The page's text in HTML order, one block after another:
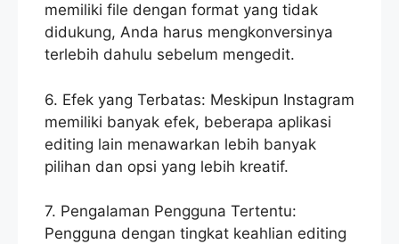
memiliki file dengan format yang tidak
didukung, Anda harus mengkonversinya
terlebih dahulu sebelum mengedit.
6. Efek yang Terbatas: Meskipun Instagram
memiliki banyak efek, beberapa aplikasi
editing lain menawarkan lebih banyak
pilihan dan opsi yang lebih kreatif.
7. Pengalaman Pengguna Tertentu:
Pengguna dengan tingkat keahlian editing